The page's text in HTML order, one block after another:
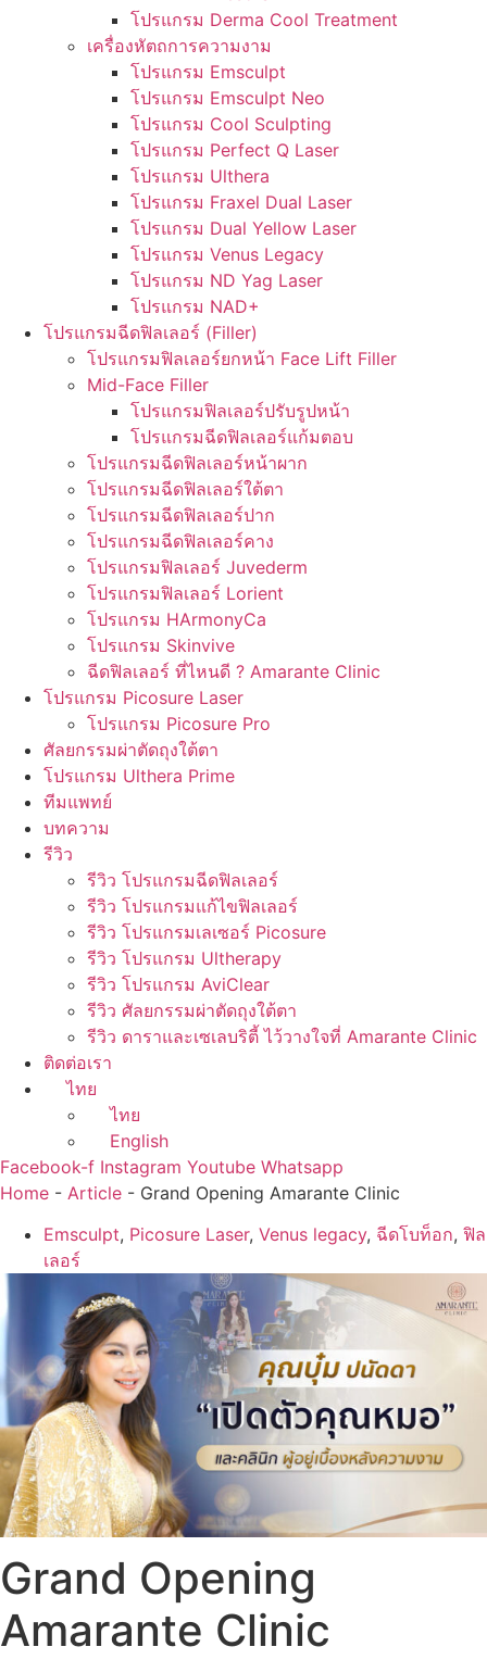
โปรแกรม Derma Cool Treatment
เครื่องหัตถการความงาม
โปรแกรม Emsculpt
โปรแกรม Emsculpt Neo
โปรแกรม Cool Sculpting
โปรแกรม Perfect Q Laser
โปรแกรม Ulthera
โปรแกรม Fraxel Dual Laser
โปรแกรม Dual Yellow Laser
โปรแกรม Venus Legacy
โปรแกรม ND Yag Laser
โปรแกรม NAD+
โปรแกรมฉีดฟิลเลอร์ (Filler)
โปรแกรมฟิลเลอร์ยกหน้า Face Lift Filler
Mid-Face Filler
โปรแกรมฟิลเลอร์ปรับรูปหน้า
โปรแกรมฉีดฟิลเลอร์แก้มตอบ
โปรแกรมฉีดฟิลเลอร์หน้าผาก
โปรแกรมฉีดฟิลเลอร์ใต้ตา
โปรแกรมฉีดฟิลเลอร์ปาก
โปรแกรมฉีดฟิลเลอร์คาง
โปรแกรมฟิลเลอร์ Juvederm
โปรแกรมฟิลเลอร์ Lorient
โปรแกรม HArmonyCa
โปรแกรม Skinvive
ฉีดฟิลเลอร์ ที่ไหนดี ? Amarante Clinic
โปรแกรม Picosure Laser
โปรแกรม Picosure Pro
ศัลยกรรมผ่าตัดถุงใต้ตา
โปรแกรม Ulthera Prime
ทีมแพทย์
บทความ
รีวิว
รีวิว โปรแกรมฉีดฟิลเลอร์
รีวิว โปรแกรมแก้ไขฟิลเลอร์
รีวิว โปรแกรมเลเซอร์ Picosure
รีวิว โปรแกรม Ultherapy
รีวิว โปรแกรม AviClear
รีวิว ศัลยกรรมผ่าตัดถุงใต้ตา
รีวิว ดาราและเซเลบริตี้ ไว้วางใจที่ Amarante Clinic
ติดต่อเรา
ไทย
ไทย
English
Facebook-f Instagram Youtube Whatsapp
Home - Article - Grand Opening Amarante Clinic
Emsculpt, Picosure Laser, Venus legacy, ฉีดโบท็อก, ฟิล
เลอร์
Grand Opening
Amarante Clinic